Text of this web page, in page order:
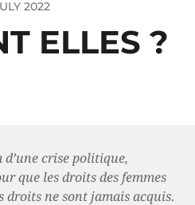
2022
ELLES ?
crise politique,
que les droits des femmes
droits ne sont jamais acquis.